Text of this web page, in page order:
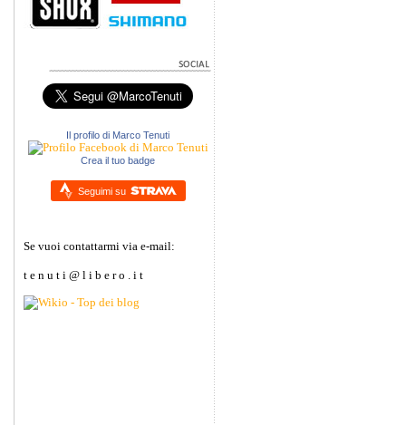
Il profilo di Marco Tenuti
Crea il tuo badge
Seguimi su
Se vuoi contattarmi via e-mail:
t e n u t i @ l i b e r o . i t